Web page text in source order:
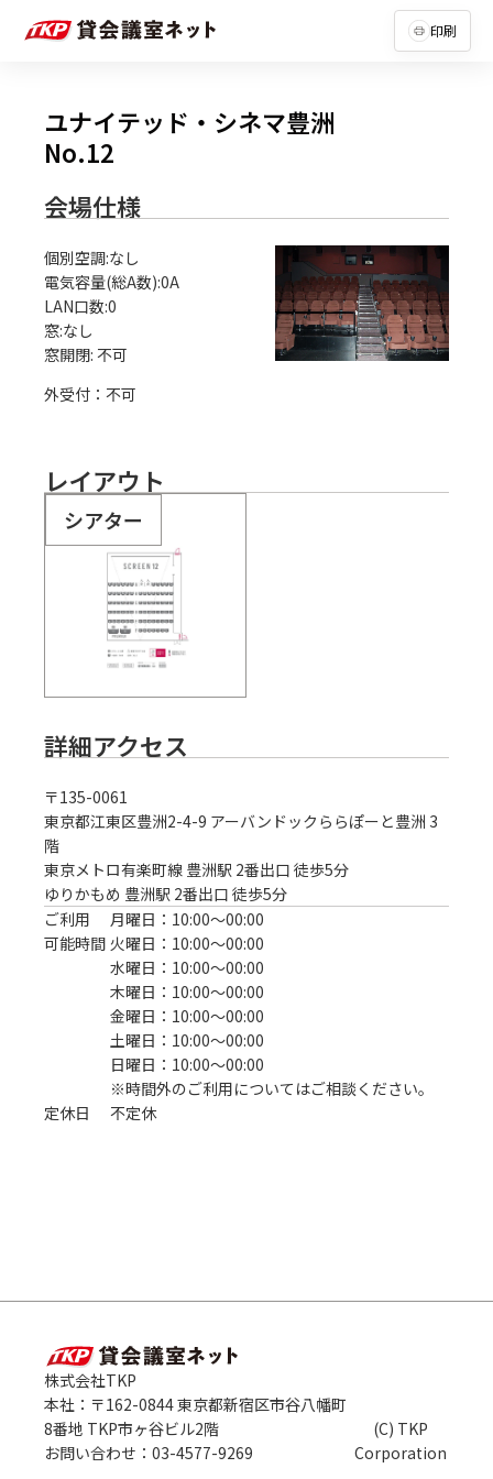
印刷
ユナイテッド・シネマ豊洲
No.12
会場仕様
個別空調:なし
電気容量(総A数):0A
LAN口数:0
窓:なし
外受付：不可
レイアウト
シアター
詳細アクセス
〒135-0061
東京都江東区豊洲2-4-9 アーバンドックららぽーと豊洲 3
階
東京メトロ有楽町線 豊洲駅 2番出口 徒歩5分
ゆりかもめ 豊洲駅 2番出口 徒歩5分
ご利用
可能時間
月曜日：10:00〜00:00
火曜日：10:00〜00:00
水曜日：10:00〜00:00
木曜日：10:00〜00:00
金曜日：10:00〜00:00
土曜日：10:00〜00:00
日曜日：10:00〜00:00
※時間外のご利用についてはご相談ください。
定休日
不定休
株式会社TKP
本社：〒162-0844 東京都新宿区市谷八幡町
8番地 TKP市ヶ谷ビル2階
お問い合わせ：03-4577-9269
(C) TKP
Corporation